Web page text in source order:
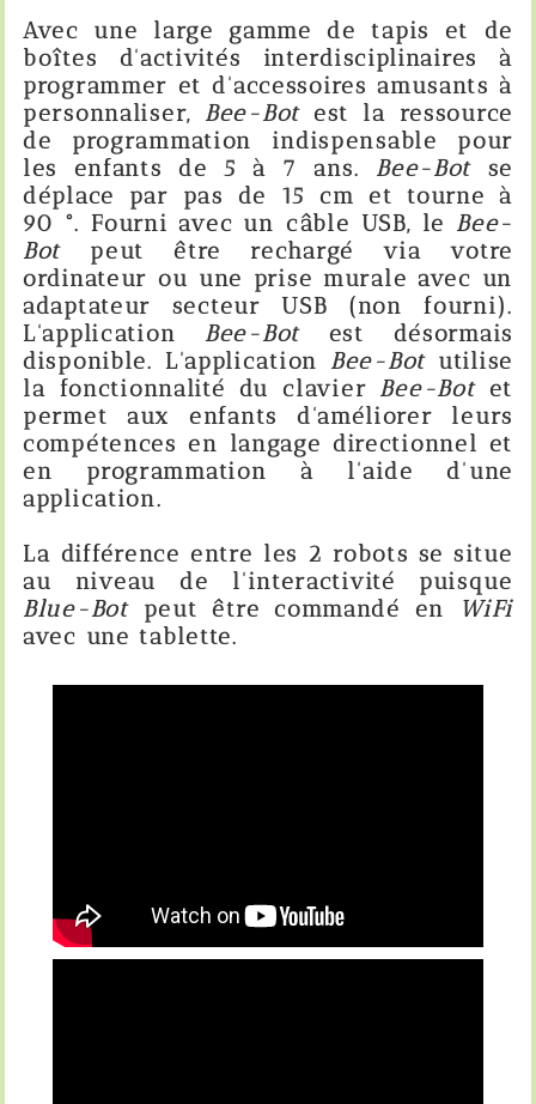
Avec une large gamme de tapis et de
boîtes d'activités interdisciplinaires à
programmer et d'accessoires amusants à
personnaliser, Bee-Botest la ressource
de programmation indispensable pour
les enfants de 5 à 7 ans. Bee-Bot se
déplace par pas de 15 cm et tourne à
90 °. Fourni avec un câble USB, le Bee-
Bot peut être rechargé via votre
ordinateur ou une prise murale avec un
adaptateur secteur USB (non fourni).
L'application Bee-Botest désormais
disponible. L'application Bee-Bot utilise
la fonctionnalité du clavier Bee-Botet
permet aux enfants d'améliorer leurs
compétences en langage directionnel et
en programmation à l'aide d'une
application.
La différence entre les 2 robots se situe
au niveau de l'interactivité puisque
Blue-Botpeut être commandé en
WiFi
avec une tablette.